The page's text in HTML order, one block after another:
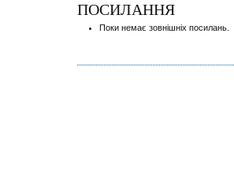
ПОСИЛАННЯ
Поки немає зовнішніх посилань.